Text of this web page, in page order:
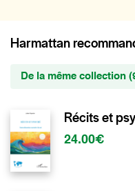
Harmattan
De la même collection
Récits et
24.00€